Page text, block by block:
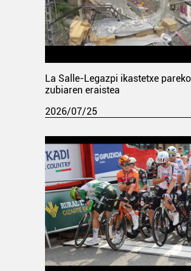
La Salle-Legazpi ikastetxe pareko
zubiaren eraistea
2026/07/25